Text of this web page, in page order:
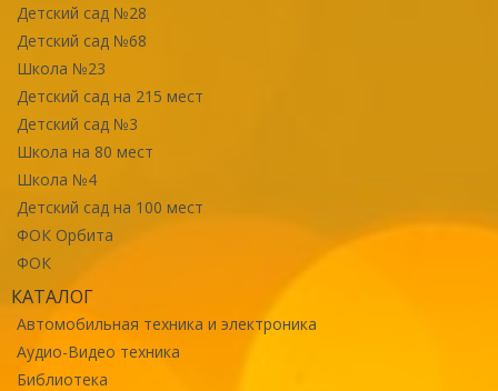
Детский сад №28
Детский сад №68
Школа №23
Детский сад на 215 мест
Детский сад №3
Школа на 80 мест
Школа №4
Детский сад на 100 мест
ФОК Орбита
ФОК
КАТАЛОГ
Автомобильная техника и электроника
Аудио-Видео техника
Библиотека